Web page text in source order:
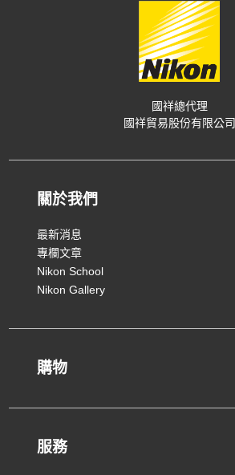
國祥總代理
國祥貿易股份有限公司
關於我們
最新消息
專欄文章
Nikon School
Nikon Gallery
購物
服務